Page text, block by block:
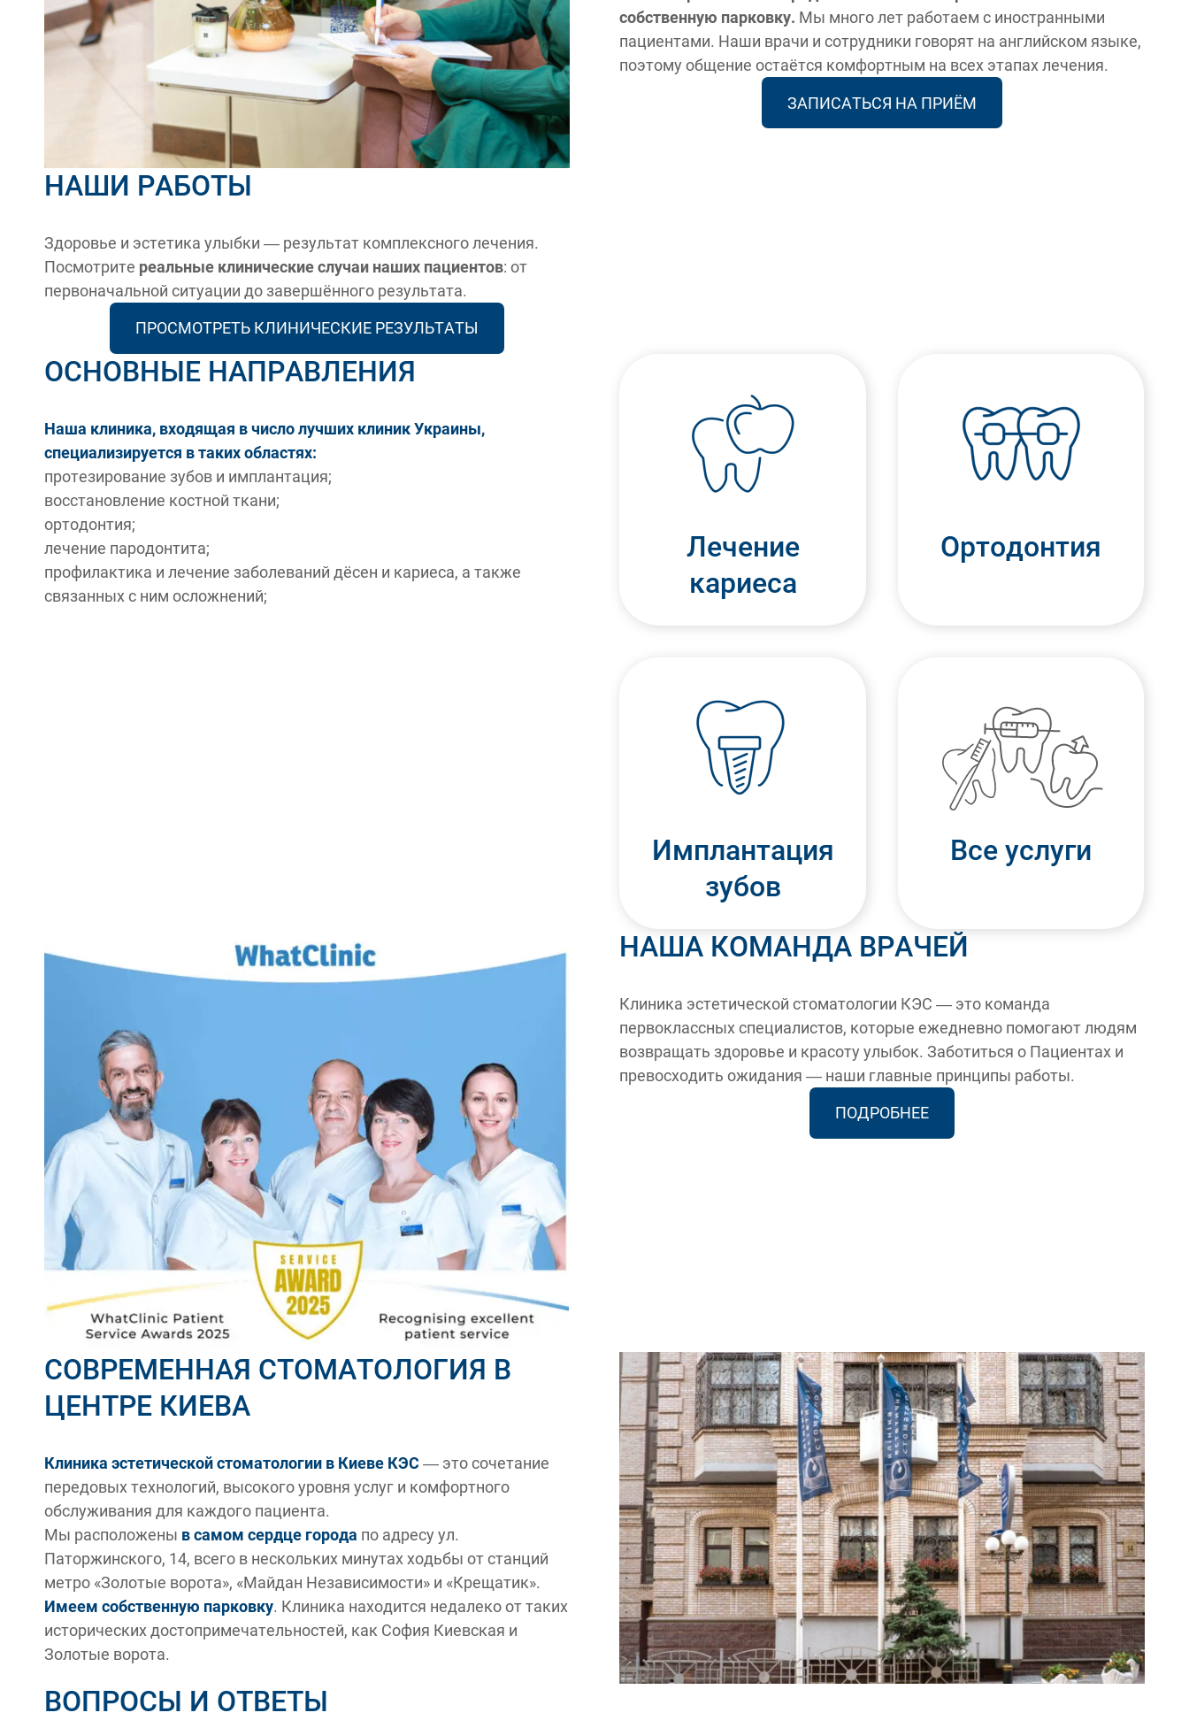
собственную парковку. Мы много лет работаем с иностранными
пациентами. Наши врачи и сотрудники говорят на английском языке,
поэтому общение остаётся комфортным на всех этапах лечения.
ЗАПИСАТЬСЯ НА ПРИЁМ
НАШИ РАБОТЫ
Здоровье и эстетика улыбки — результат комплексного лечения.
Посмотрите реальные клинические случаи наших пациентов: от
первоначальной ситуации до завершённого результата.
ПРОСМОТРЕТЬ КЛИНИЧЕСКИЕ РЕЗУЛЬТАТЫ
ОСНОВНЫЕ НАПРАВЛЕНИЯ
Наша клиника, входящая в число лучших клиник Украины,
специализируется в таких областях:
протезирование зубов и имплантация;
восстановление костной ткани;
ортодонтия;
лечение пародонтита;
профилактика и лечение заболеваний дёсен и кариеса, а также
связанных с ним осложнений;
Лечение
кариеса
Ортодонтия
Имплантация
зубов
Все услуги
НАША КОМАНДА ВРАЧЕЙ
Клиника эстетической стоматологии КЭС — это команда
первоклассных специалистов, которые ежедневно помогают людям
возвращать здоровье и красоту улыбок. Заботиться о Пациентах и
превосходить ожидания — наши главные принципы работы.
ПОДРОБНЕЕ
СОВРЕМЕННАЯ СТОМАТОЛОГИЯ В
ЦЕНТРЕ КИЕВА
Клиника эстетической стоматологии в Киеве КЭС — это сочетание
передовых технологий, высокого уровня услуг и комфортного
обслуживания для каждого пациента.
Мы расположены в самом сердце города по адресу ул.
Паторжинского, 14, всего в нескольких минутах ходьбы от станций
метро «Золотые ворота», «Майдан Независимости» и «Крещатик».
Имеем собственную парковку. Клиника находится недалеко от таких
исторических достопримечательностей, как София Киевская и
Золотые ворота.
ВОПРОСЫ И ОТВЕТЫ